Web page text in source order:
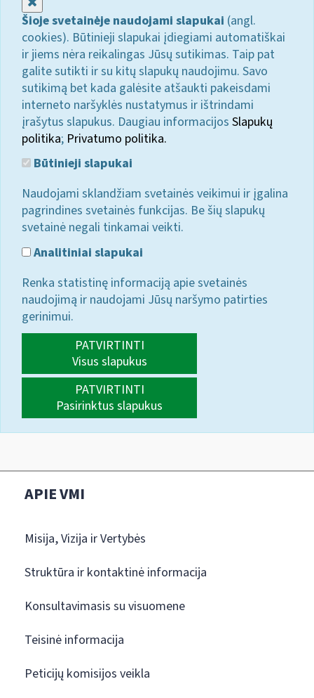
Šioje svetainėje naudojami slapukai (angl.
cookies). Būtinieji slapukai įdiegiami automatiškai
ir jiems nėra reikalingas Jūsų sutikimas. Taip pat
galite sutikti ir su kitų slapukų naudojimu. Savo
sutikimą bet kada galėsite atšaukti pakeisdami
interneto naršyklės nustatymus ir ištrindami
įrašytus slapukus. Daugiau informacijos Slapukų
politika; Privatumo politika.
Būtinieji slapukai
Naudojami sklandžiam svetainės veikimui ir įgalina
pagrindines svetainės funkcijas. Be šių slapukų
svetainė negali tinkamai veikti.
Analitiniai slapukai
Renka statistinę informaciją apie svetainės
naudojimą ir naudojami Jūsų naršymo patirties
gerinimui.
PATVIRTINTI
Visus slapukus
PATVIRTINTI
Pasirinktus slapukus
APIE VMI
Misija, Vizija ir Vertybės
Struktūra ir kontaktinė informacija
Konsultavimasis su visuomene
Teisinė informacija
Peticijų komisijos veikla